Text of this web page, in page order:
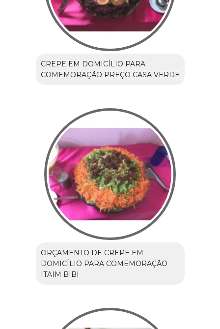
CREPE EM DOMICÍLIO PARA
COMEMORAÇÃO PREÇO CASA VERDE
ORÇAMENTO DE CREPE EM
DOMICÍLIO PARA COMEMORAÇÃO
ITAIM BIBI